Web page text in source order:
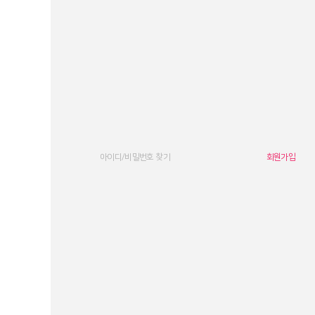
아이디/비밀번호 찾기 회원가입